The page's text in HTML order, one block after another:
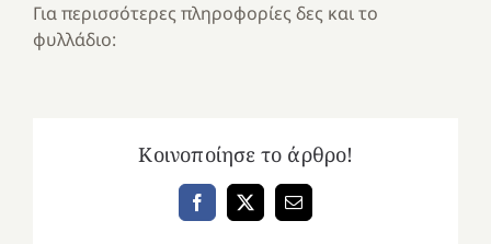
Για περισσότερες πληροφορίες δες και το
φυλλάδιο:
Κοινοποίησε το άρθρο!
Facebook
X Email